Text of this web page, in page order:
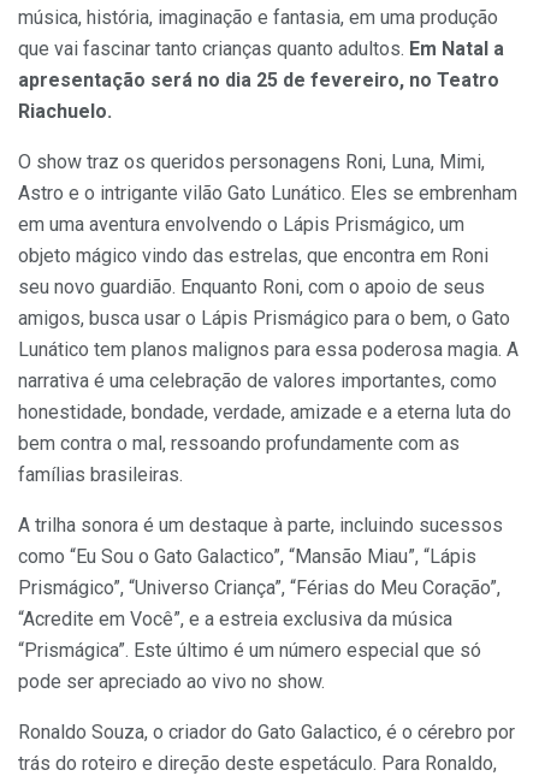
música, história, imaginação e fantasia, em uma produção
que vai fascinar tanto crianças quanto adultos. Em Natal a
apresentação será no dia 25 de fevereiro, no Teatro
Riachuelo.
O show traz os queridos personagens Roni, Luna, Mimi,
Astro e o intrigante vilão Gato Lunático. Eles se embrenham
em uma aventura envolvendo o Lápis Prismágico, um
objeto mágico vindo das estrelas, que encontra em Roni
seu novo guardião. Enquanto Roni, com o apoio de seus
amigos, busca usar o Lápis Prismágico para o bem, o Gato
Lunático tem planos malignos para essa poderosa magia. A
narrativa é uma celebração de valores importantes, como
honestidade, bondade, verdade, amizade e a eterna luta do
bem contra o mal, ressoando profundamente com as
famílias brasileiras.
A trilha sonora é um destaque à parte, incluindo sucessos
como “Eu Sou o Gato Galactico”, “Mansão Miau”, “Lápis
Prismágico”, “Universo Criança”, “Férias do Meu Coração”,
“Acredite em Você”, e a estreia exclusiva da música
“Prismágica”. Este último é um número especial que só
pode ser apreciado ao vivo no show.
Ronaldo Souza, o criador do Gato Galactico, é o cérebro por
trás do roteiro e direção deste espetáculo. Para Ronaldo,